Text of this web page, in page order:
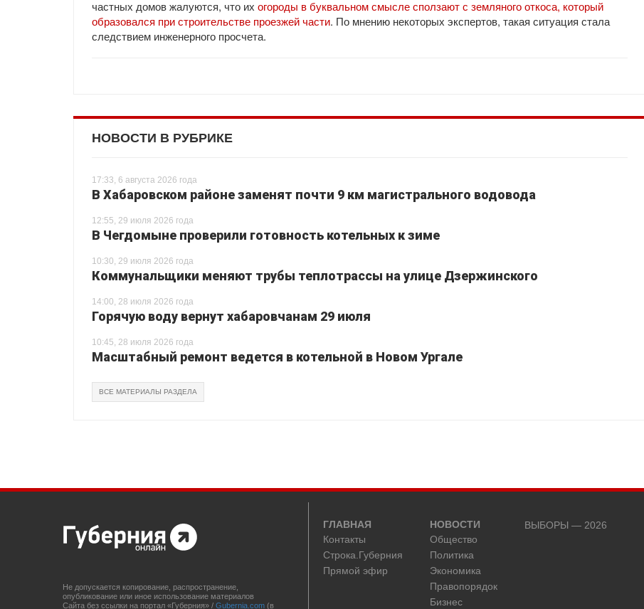
частных домов жалуются, что их огороды в буквальном смысле сползают с земляного откоса, который
образовался при строительстве проезжей части. По мнению некоторых экспертов, такая ситуация стала
следствием инженерного просчета.
НОВОСТИ В РУБРИКЕ
17:33, 6 августа 2026 года
В Хабаровском районе заменят почти 9 км магистрального водовода
12:55, 29 июля 2026 года
В Чегдомыне проверили готовность котельных к зиме
10:30, 29 июля 2026 года
Коммунальщики меняют трубы теплотрассы на улице Дзержинского
14:00, 28 июля 2026 года
Горячую воду вернут хабаровчанам 29 июля
10:45, 28 июля 2026 года
Масштабный ремонт ведется в котельной в Новом Ургале
ВСЕ МАТЕРИАЛЫ РАЗДЕЛА
Не допускается копирование, распространение,
опубликование или иное использование материалов
Сайта без ссылки на портал «Губерния» / Gubernia.com (в
ГЛАВНАЯ
Контакты
Строка.Губерния
Прямой эфир
НОВОСТИ
Общество
Политика
Экономика
Правопорядок
Бизнес
ВЫБОРЫ — 2026